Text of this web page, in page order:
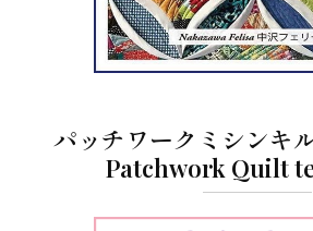
パッチワークミシンキ
Patchwork Quilt